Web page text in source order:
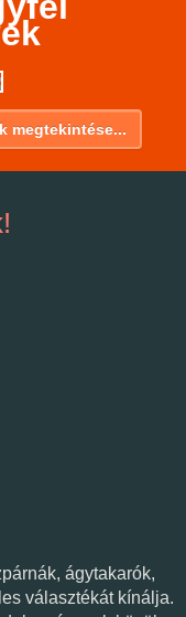
megtekintése...
ágytakarók,
választékát kínálja.